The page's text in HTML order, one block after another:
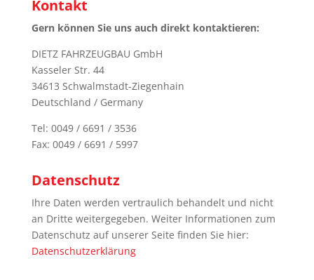
Kontakt
Gern können Sie uns auch direkt kontaktieren:
DIETZ FAHRZEUGBAU GmbH
Kasseler Str. 44
34613 Schwalmstadt-Ziegenhain
Deutschland / Germany
Tel: 0049 / 6691 / 3536
Fax: 0049 / 6691 / 5997
Datenschutz
Ihre Daten werden vertraulich behandelt und nicht
an Dritte weitergegeben. Weiter Informationen zum
Datenschutz auf unserer Seite finden Sie hier:
Datenschutzerklärung